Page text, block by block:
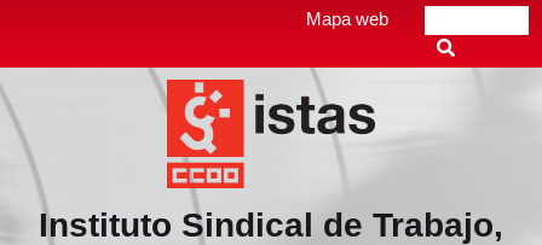
contenido
principal
Mapa web
Instituto Sindical de Trabajo,